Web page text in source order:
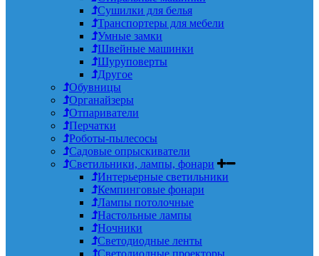
Сушилки для белья
Транспортеры для мебели
Умные замки
Швейные машинки
Шуруповерты
Другое
Обувницы
Органайзеры
Отпариватели
Перчатки
Роботы-пылесосы
Садовые опрыскиватели
Светильники, лампы, фонари
Интерьерные светильники
Кемпинговые фонари
Лампы потолочные
Настольные лампы
Ночники
Светодиодные ленты
Светодиодные проекторы